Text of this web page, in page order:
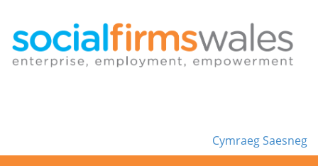
CymraegSaesneg